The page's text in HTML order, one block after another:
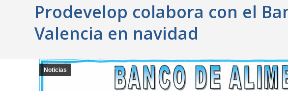
Prodevelop colabora con el
Valencia en navidad
Noticias